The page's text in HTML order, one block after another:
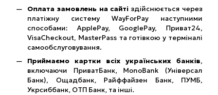
Оплата замовлень на сайтіздійснюється через
платіжну систему WayForPay наступними
способами: ApplePay, GooglePay, Приват24,
VisaCheckout, MasterPass та готівкою у терміналі
самообслуговування.
Приймаємо картки всіх українських банків,
включаючи ПриватБанк, MonoBank (Універсал
Банк), Ощадбанк, Райффайзен Банк, ПУМБ,
Укрсиббанк, ОТП Банк, та інші.